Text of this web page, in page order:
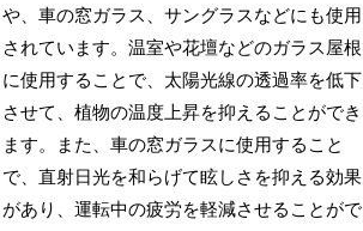
や、車の窓ガラス、サングラスなどにも使用
されています。温室や花壇などのガラス屋根
に使用することで、太陽光線の透過率を低下
させて、植物の温度上昇を抑えることができ
ます。また、車の窓ガラスに使用すること
で、直射日光を和らげて眩しさを抑える効果
があり、運転中の疲労を軽減させることがで